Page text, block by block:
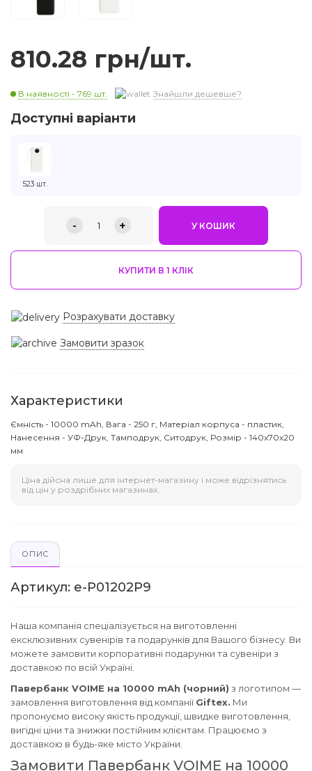
810.28 грн/шт.
В наявності - 769 шт. Знайшли дешевше?
Доступні варіанти
523 шт.
- 1 + У КОШИК
КУПИТИ В 1 КЛIК
Розрахувати доставку
Замовити зразок
Характеристики
Ємність - 10000 mAh, Вага - 250 г, Матеріал корпуса - пластик,
Нанесення - УФ-Друк, Тамподрук, Ситодрук, Розмір - 140x70x20
мм
Ціна дійсна лише для інтернет-магазину і може відрізнятись
від цін у роздрібних магазинах.
ОПИС
Артикул: e-P01202P9
Наша компанія спеціалізується на виготовленні
ексклюзивних сувенірів та подарунків для Вашого бізнесу. Ви
можете замовити корпоративні подарунки та сувеніри з
доставкою по всій Україні.
Павербанк VOIME на 10000 mAh (чорний) з логотипом —
замовлення виготовлення від компанії Giftex. Ми
пропонуємо високу якість продукції, швидке виготовлення,
вигідні ціни та знижки постійним клієнтам. Працюємо з
доставкою в будь-яке місто України.
Замовити Павербанк VOIME на 10000